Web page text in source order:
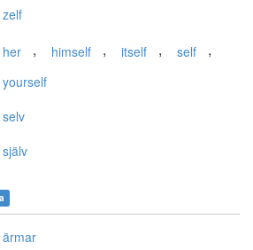
zelf
her , himself , itself , self ,
yourself
selv
själv
ärmar